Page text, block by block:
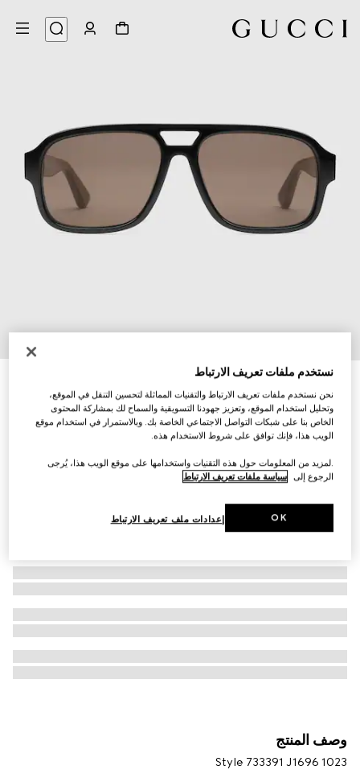
نظارات شمسية بإطار نافيجاتور
SAR 1,340
وصف المنتج
Style ‎733391 J1696 1023
نستخدم ملفات تعريف الارتباط
نحن نستخدم ملفات تعريف الارتباط والتقنيات المماثلة لتحسين التنقل في الموقع،
وتحليل استخدام الموقع، وتعزيز جهودنا التسويقية والسماح لك بمشاركة المحتوى
الخاص بنا على شبكات التواصل الاجتماعي الخاصة بك. وبالاستمرار في استخدام موقع
الويب هذا، فإنك توافق على شروط الاستخدام هذه.
.لمزيد من المعلومات حول هذه التقنيات واستخدامها على موقع الويب هذا، يُرجى
الرجوع إلى سياسة ملفات تعريف الارتباط
إعدادات ملف تعريف الارتباط OK